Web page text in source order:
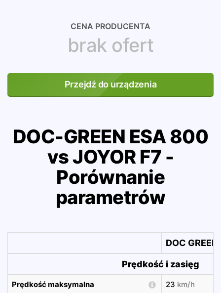
CENA PRODUCENTA
brak ofert
Przejdź do urządzenia
DOC-GREEN ESA 800
vs JOYOR F7 -
Porównanie
parametrów
DOC
Prędkość i zasięg
Prędkość maksymalna 23 km/h